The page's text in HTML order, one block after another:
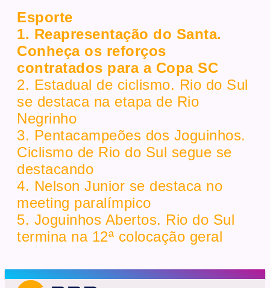
Esporte
1. Reapresentação do Santa.
Conheça os reforços
contratados para a Copa SC
2. Estadual de ciclismo. Rio do Sul
se destaca na etapa de Rio
Negrinho
3. Pentacampeões dos Joguinhos.
Ciclismo de Rio do Sul segue se
destacando
4. Nelson Junior se destaca no
meeting paralímpico
5. Joguinhos Abertos. Rio do Sul
termina na 12ª colocação geral